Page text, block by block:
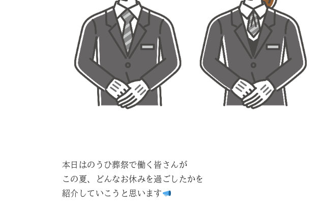
本日はのうひ葬祭で働く皆さんが
この夏、どんなお休みを過ごしたかを
紹介していこうと思います